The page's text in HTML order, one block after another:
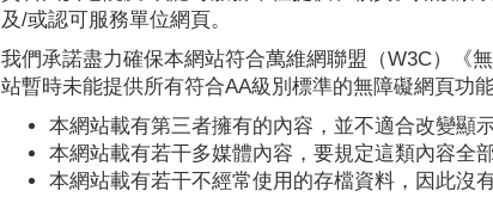
及/或認可服務單位網頁。
我們承諾盡力確保本網站符合萬維網聯盟（W3C）《
站暫時未能提供所有符合AA級別標準的無障礙網頁功能
本網站載有第三者擁有的內容，並不適合改變顯
本網站載有若干多媒體內容，要規定這類內容全
本網站載有若干不經常使用的存檔資料，因此沒